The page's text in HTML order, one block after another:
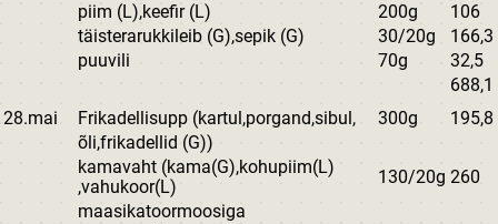
piim (L),keefir (L)
200g
106
täisterarukkileib (G),sepik (G)
30/20g
166,3
puuvili
70g
32,5
688,1
28.mai
Frikadellisupp (kartul,porgand,sibul, 300g
195,8
õli,frikadellid (G))
kamavaht (kama(G),kohupiim(L)
,vahukoor(L)
130/20g 260
maasikatoormoosiga